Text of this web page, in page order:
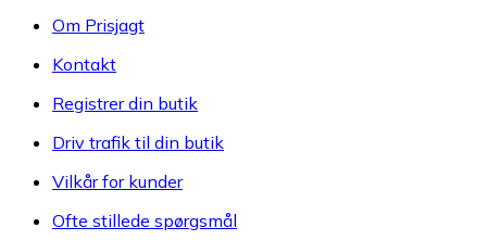
Om Prisjagt
Kontakt
Registrer din butik
Driv trafik til din butik
Vilkår for kunder
Ofte stillede spørgsmål